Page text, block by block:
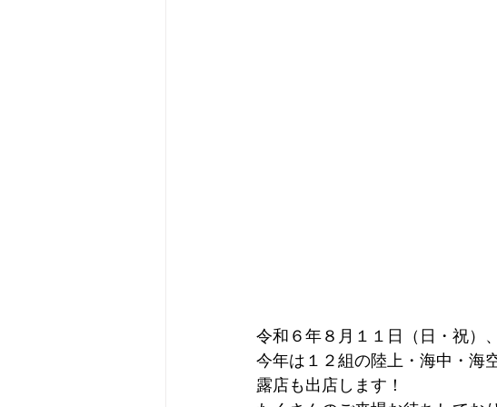
令和６年８月１１日（日・祝）
今年は１２組の陸上・海中・海
露店も出店します！